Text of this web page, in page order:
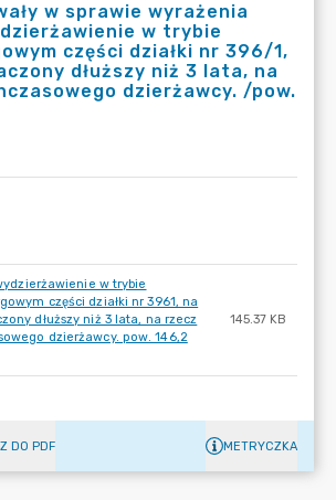
w sprawie wyrażenia
w trybie
części działki nr 396/1,
dłuższy niż 3 lata, na
dzierżawcy. /pow.
w trybie
części działki nr 3961, na
dłuższy niż 3 lata, na rzecz
dzierżawcy. pow. 146,2
145.37 KB
DO PDF METRYCZKA